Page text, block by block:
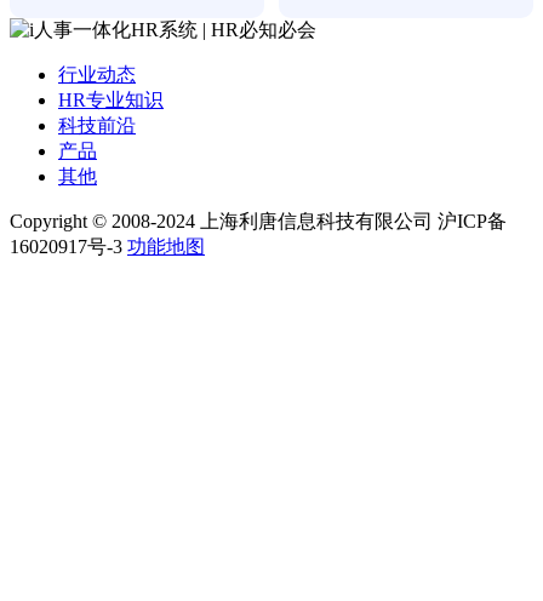
行业动态
HR专业知识
科技前沿
产品
其他
Copyright © 2008-2024 上海利唐信息科技有限公司 沪ICP备
16020917号-3 功能地图